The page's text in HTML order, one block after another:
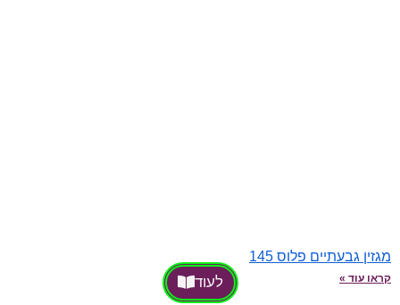
מגזין גבעתיים פלוס 145
קראו עוד » לעוד